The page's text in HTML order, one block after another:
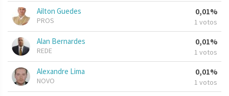
Ailton Guedes
PROS
0,01%
1 votos
Alan Bernardes
REDE
0,01%
1 votos
Alexandre Lima
NOVO
0,01%
1 votos